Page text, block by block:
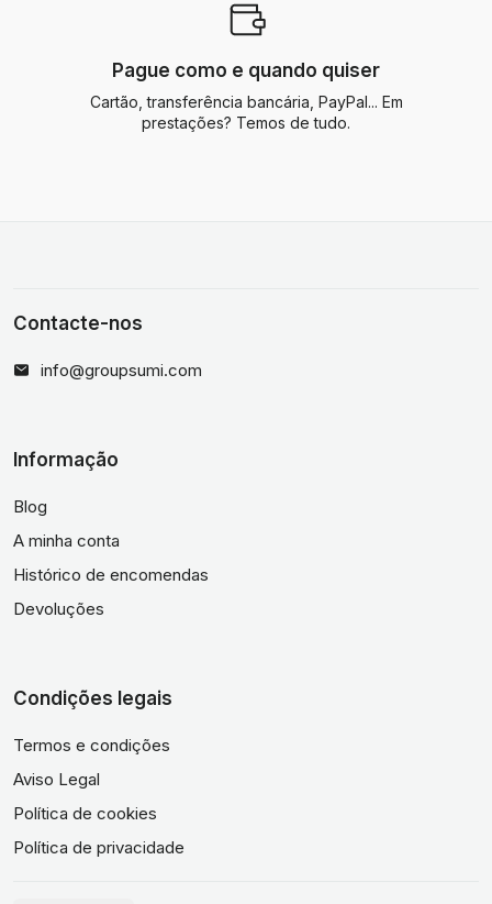
Pague como e quando quiser
Cartão, transferência bancária, PayPal... Em
prestações? Temos de tudo.
Contacte-nos
info@groupsumi.com
Informação
Blog
A minha conta
Histórico de encomendas
Devoluções
Condições legais
Termos e condições
Aviso Legal
Política de cookies
Política de privacidade